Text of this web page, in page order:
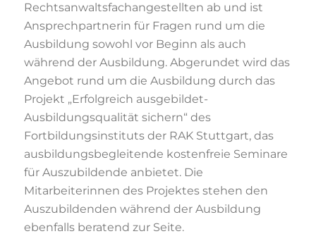
Rechtsanwaltsfachangestellten ab und ist
Ansprechpartnerin für Fragen rund um die
Ausbildung sowohl vor Beginn als auch
während der Ausbildung. Abgerundet wird das
Angebot rund um die Ausbildung durch das
Projekt „Erfolgreich ausgebildet-
Ausbildungsqualität sichern“ des
Fortbildungsinstituts der RAK Stuttgart, das
ausbildungsbegleitende kostenfreie Seminare
für Auszubildende anbietet. Die
Mitarbeiterinnen des Projektes stehen den
Auszubildenden während der Ausbildung
ebenfalls beratend zur Seite.